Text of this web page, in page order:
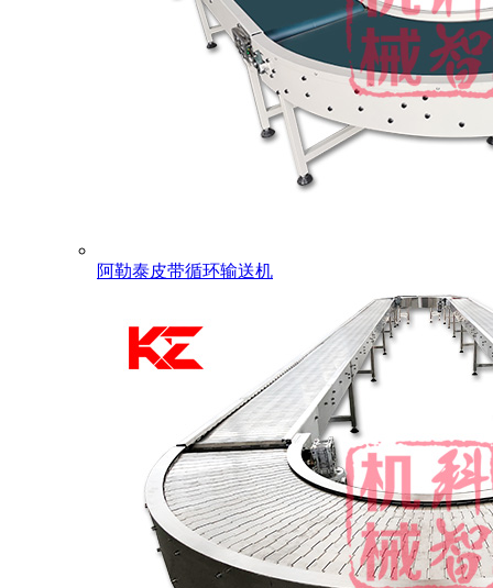
阿勒泰皮带循环输送机